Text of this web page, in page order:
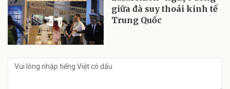
giữa đà suy thoái kinh tế
Trung Quốc